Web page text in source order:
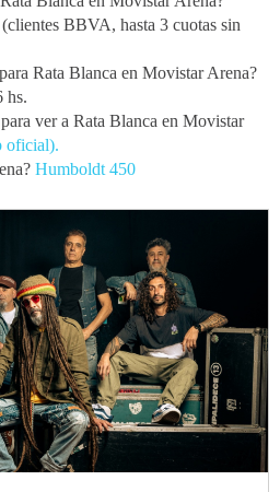
BBVA, hasta 3 cuotas sin
Rata Blanca en Movistar Arena?
hs.
ver a Rata Blanca en Movistar
oficial).
Humboldt 450